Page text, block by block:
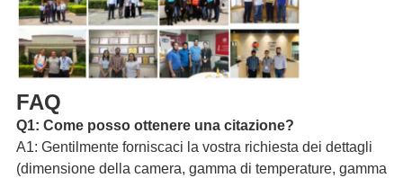
FAQ
Q1: Come posso ottenere una citazione?
A1: Gentilmente forniscaci la vostra richiesta dei dettagli
(dimensione della camera, gamma di temperature, gamma